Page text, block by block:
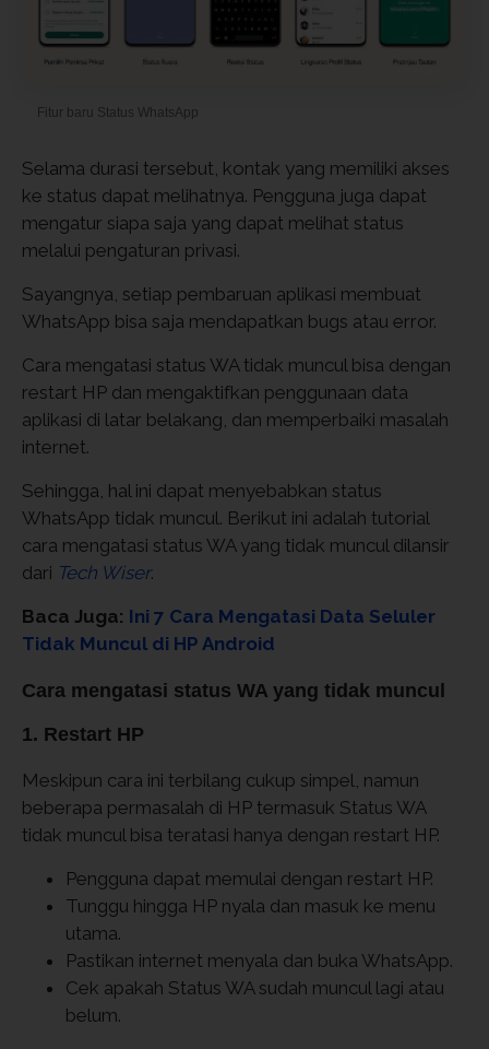
Fitur baru Status WhatsApp
Selama durasi tersebut, kontak yang memiliki akses
ke status dapat melihatnya. Pengguna juga dapat
mengatur siapa saja yang dapat melihat status
melalui pengaturan privasi.
Sayangnya, setiap pembaruan aplikasi membuat
WhatsApp bisa saja mendapatkan bugs atau error.
Cara mengatasi status WA tidak muncul bisa dengan
restart HP dan mengaktifkan penggunaan data
aplikasi di latar belakang, dan memperbaiki masalah
internet.
Sehingga, hal ini dapat menyebabkan status
WhatsApp tidak muncul. Berikut ini adalah tutorial
cara mengatasi status WA yang tidak muncul dilansir
dari Tech Wiser.
Baca Juga: Ini 7 Cara Mengatasi Data Seluler
Tidak Muncul di HP Android
Cara mengatasi status WA yang tidak muncul
1. Restart HP
Meskipun cara ini terbilang cukup simpel, namun
beberapa permasalah di HP termasuk Status WA
tidak muncul bisa teratasi hanya dengan restart HP.
Pengguna dapat memulai dengan restart HP.
Tunggu hingga HP nyala dan masuk ke menu
utama.
Pastikan internet menyala dan buka WhatsApp.
Cek apakah Status WA sudah muncul lagi atau
belum.